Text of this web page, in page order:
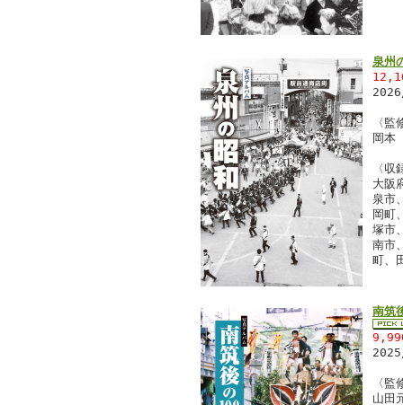
泉州
〈監
岡
〈収
大阪
泉市
岡町
塚市
南市
町、
南筑
〈監
山田